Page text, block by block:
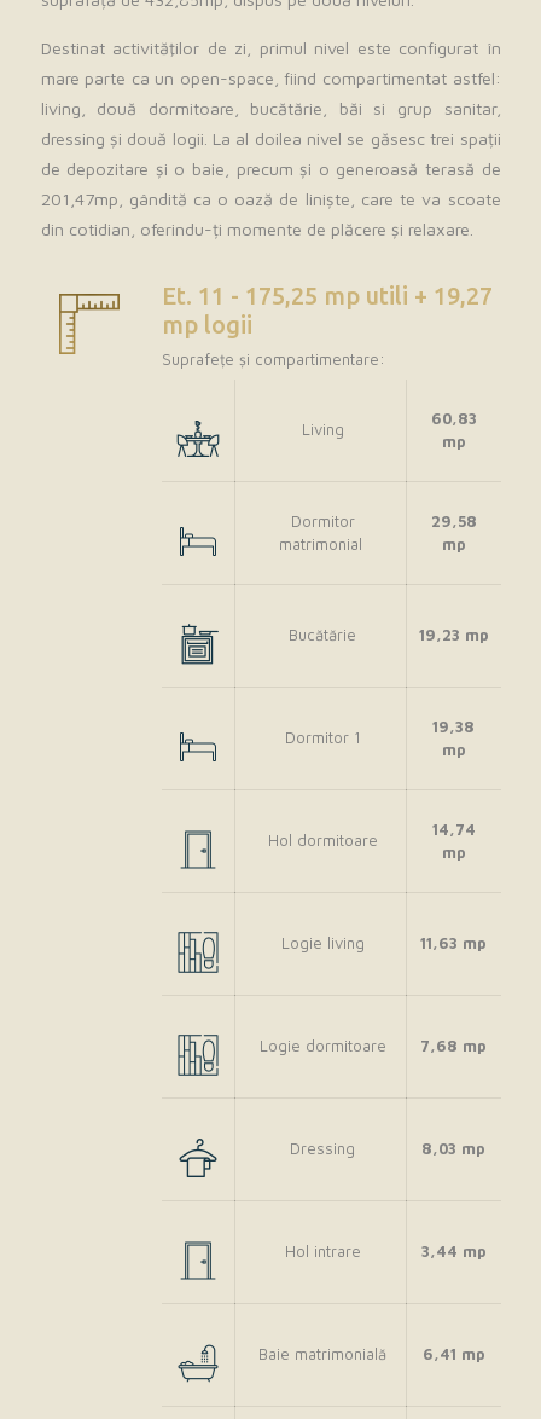
Destinat activităţilor de zi, primul nivel este configurat în
mare parte ca un open-space, fiind compartimentat astfel:
living, două dormitoare, bucătărie, băi si grup sanitar,
dressing și două logii. La al doilea nivel se găsesc trei spații
de depozitare și o baie, precum și o generoasă terasă de
201,47mp, gândită ca o oază de liniște, care te va scoate
din cotidian, oferindu-ți momente de plăcere și relaxare.
Et. 11 - 175,25 mp utili + 19,27
mp logii
Suprafețe și compartimentare:
Living
60,83
mp
Dormitor
matrimonial
29,58
mp
Bucătărie 19,23 mp
Dormitor 1
19,38
mp
Hol dormitoare
14,74
mp
Logie living 11,63 mp
Logie dormitoare 7,68 mp
Dressing 8,03 mp
Hol intrare 3,44 mp
Baie matrimonială 6,41 mp